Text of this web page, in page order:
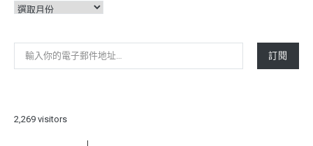
彙
輸入你的電子郵件地址…
訂閱
2,269 visitors